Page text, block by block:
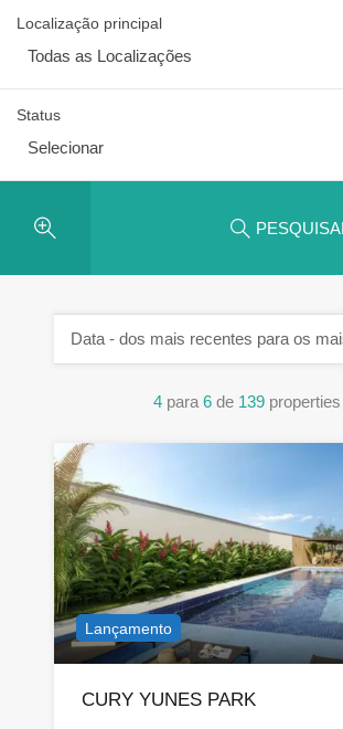
Localização principal
Todas as Localizações
Status
Selecionar
4 para 6 de 139 properties
Data - dos mais recentes para os
Lançamento
CURY YUNES PARK